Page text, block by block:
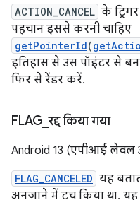
ACTION_CANCEL के
पहचान इससे करनी चाहिए
getPointerId(
इतिहास से उस पॉइंटर से
फिर से रेंडर करें.
FLAG _रद्द किया गया
Android 13 (एपीआई लेवल
FLAG_CANCELED यह
अनजाने में टच किया था.